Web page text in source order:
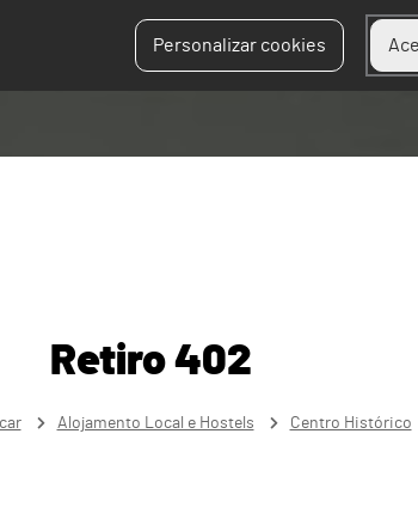
Personalizar cookies
Retiro 402
Alojamento Local e Hostels Centro Histórico